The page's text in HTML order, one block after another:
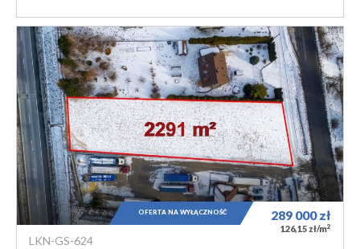
LKN-GS-624
289 000zł
126,15 zł/m2
OFERTA NA WYŁĄCZNOŚĆ